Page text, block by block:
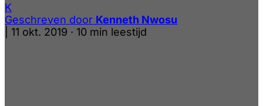
K
Geschreven door Kenneth Nwosu
11 okt. 2019 · 10 min leestijd